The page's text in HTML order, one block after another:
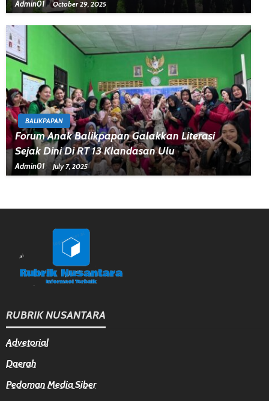
Admin01 October 29, 2025
BALIKPAPAN
Forum Anak Balikpapan Galakkan Literasi
Sejak Dini Di RT 13 Klandasan Ulu
Admin01 July 7, 2025
RUBRIK NUSANTARA
Advetorial
Daerah
Pedoman Media Siber